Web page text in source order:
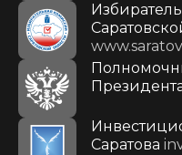
Саратова